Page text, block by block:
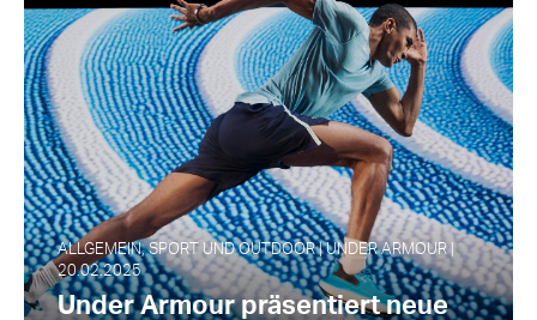
ALLGEMEIN, SPORT UND OUTDOOR | UNDER ARMOUR |
20.02.2025
Under Armour präsentiert neue